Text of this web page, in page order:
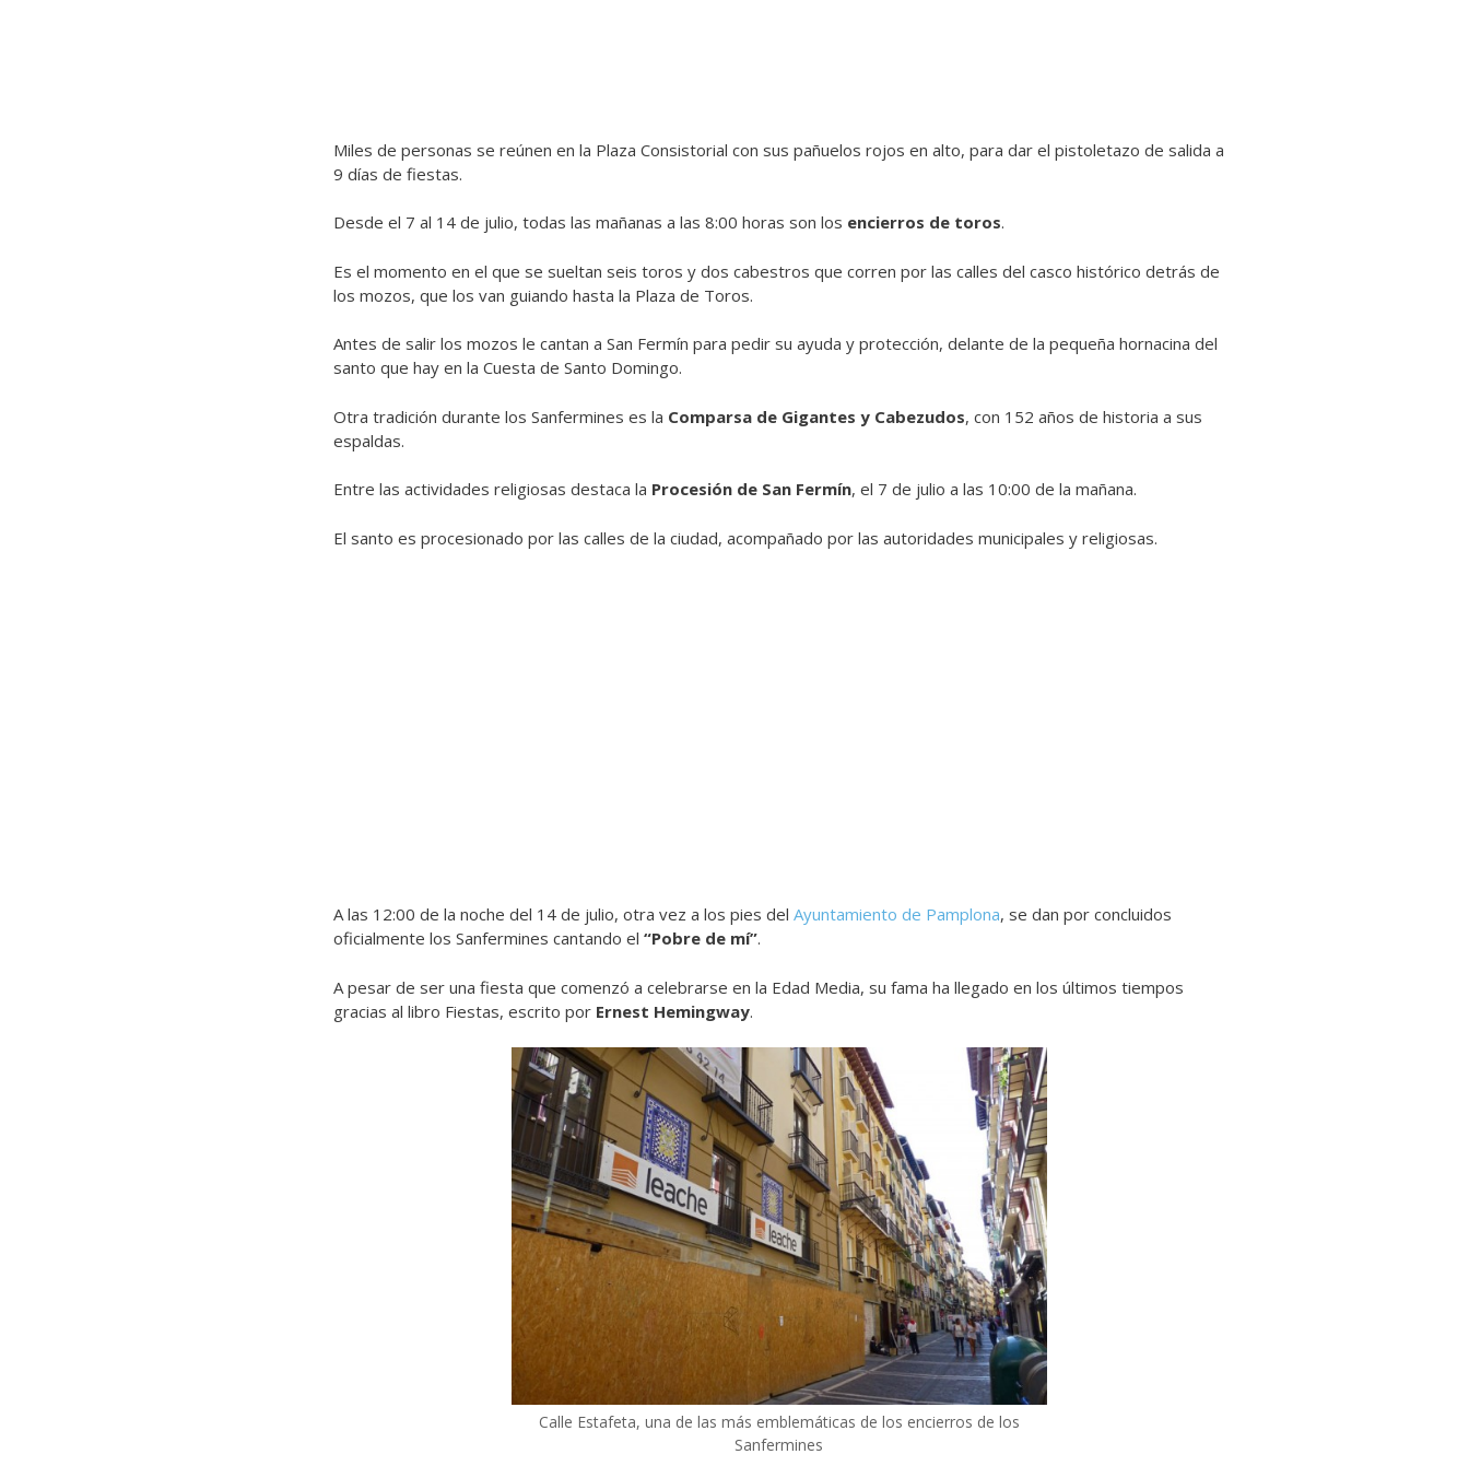
Miles de personas se reúnen en la Plaza Consistorial con sus pañuelos rojos en alto, para dar el pistoletazo de salida a
9 días de fiestas.
Desde el 7 al 14 de julio, todas las mañanas a las 8:00 horas son los encierros de toros.
Es el momento en el que se sueltan seis toros y dos cabestros que corren por las calles del casco histórico detrás de
los mozos, que los van guiando hasta la Plaza de Toros.
Antes de salir los mozos le cantan a San Fermín para pedir su ayuda y protección, delante de la pequeña hornacina del
santo que hay en la Cuesta de Santo Domingo.
Otra tradición durante los Sanfermines es la Comparsa de Gigantes y Cabezudos, con 152 años de historia a sus
espaldas.
Entre las actividades religiosas destaca la Procesión de San Fermín, el 7 de julio a las 10:00 de la mañana.
El santo es procesionado por las calles de la ciudad, acompañado por las autoridades municipales y religiosas.
A las 12:00 de la noche del 14 de julio, otra vez a los pies del Ayuntamiento de Pamplona, se dan por concluidos
oficialmente los Sanfermines cantando el “Pobre de mí”.
A pesar de ser una fiesta que comenzó a celebrarse en la Edad Media, su fama ha llegado en los últimos tiempos
gracias al libro Fiestas, escrito por Ernest Hemingway.
Calle Estafeta, una de las más emblemáticas de los encierros de los
Sanfermines